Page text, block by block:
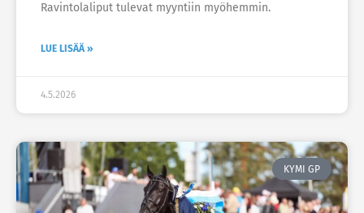
Ravintolaliput tulevat myyntiin myöhemmin.
LUE LISÄÄ »
4.5.2026
KYMI GP